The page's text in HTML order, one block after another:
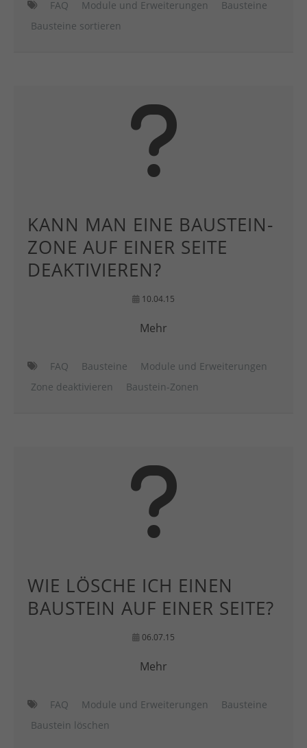
FAQ Module und Erweiterungen
Bausteine
Bausteine sortieren
KANN MAN EINE BAUSTEIN-
ZONE AUF EINER SEITE
DEAKTIVIEREN?
10.04.15
Mehr
FAQ Bausteine
Module und Erweiterungen
Zone deaktivieren
Baustein-Zonen
WIE LÖSCHE ICH EINEN
BAUSTEIN AUF EINER SEITE?
06.07.15
Mehr
FAQ Module und Erweiterungen
Bausteine
Baustein löschen